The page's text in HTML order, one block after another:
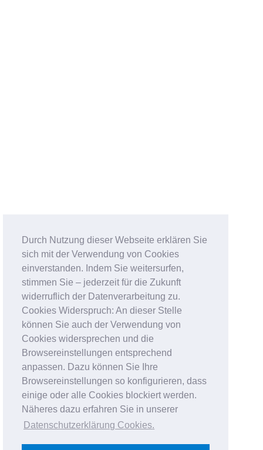
Durch Nutzung dieser Webseite erklären Sie
sich mit der Verwendung von Cookies
einverstanden. Indem Sie weitersurfen,
stimmen Sie – jederzeit für die Zukunft
widerruflich der Datenverarbeitung zu.
Cookies Widerspruch: An dieser Stelle
können Sie auch der Verwendung von
Cookies widersprechen und die
Browsereinstellungen entsprechend
anpassen. Dazu können Sie Ihre
Browsereinstellungen so konfigurieren, dass
einige oder alle Cookies blockiert werden.
Näheres dazu erfahren Sie in unserer
Datenschutzerklärung Cookies.